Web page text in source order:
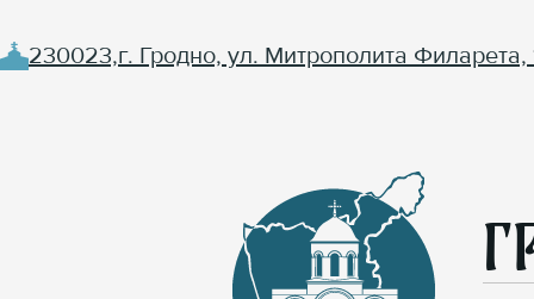
230023,г. Гродно, ул. Митрополита Филарета,